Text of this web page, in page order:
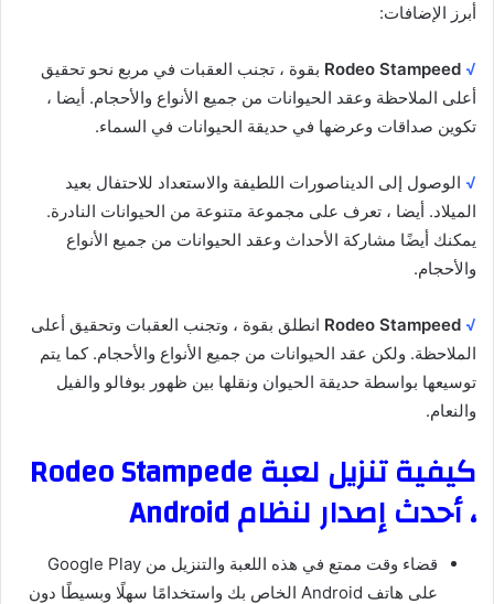
أبرز الإضافات:
√
Rodeo Stampeed بقوة ، تجنب العقبات في مربع نحو تحقيق
أعلى الملاحظة وعقد الحيوانات من جميع الأنواع والأحجام. أيضا ،
تكوين صداقات وعرضها في حديقة الحيوانات في السماء.
√ الوصول إلى الديناصورات اللطيفة والاستعداد للاحتفال بعيد
الميلاد. أيضا ، تعرف على مجموعة متنوعة من الحيوانات النادرة.
يمكنك أيضًا مشاركة الأحداث وعقد الحيوانات من جميع الأنواع
والأحجام.
√
Rodeo Stampeed انطلق بقوة ، وتجنب العقبات وتحقيق أعلى
الملاحظة. ولكن عقد الحيوانات من جميع الأنواع والأحجام. كما يتم
توسيعها بواسطة حديقة الحيوان ونقلها بين ظهور بوفالو والفيل
والنعام.
كيفية تنزيل لعبة Rodeo Stampede
، أحدث إصدار لنظام Android
قضاء وقت ممتع في هذه اللعبة والتنزيل من Google Play
على هاتف Android الخاص بك واستخدامًا سهلًا وبسيطًا دون